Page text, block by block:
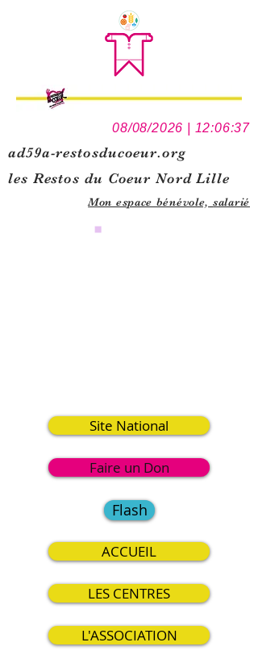
08/08/2026 | 12:06:37
ad59a-restosducoeur.org
les Restos du Coeur Nord Lille
Mon espace bénévole, salarié
Site National
Faire un Don
Flash
ACCUEIL
LES CENTRES
L'ASSOCIATION